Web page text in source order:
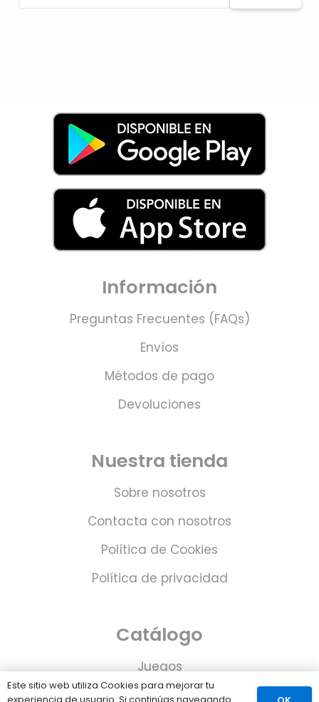
Información
Preguntas Frecuentes (FAQs)
Envíos
Métodos de pago
Devoluciones
Nuestra tienda
Sobre nosotros
Contacta con nosotros
Política de Cookies
Política de privacidad
Catálogo
Juegos
Consolas
Este sitio web utiliza Cookies para mejorar tu